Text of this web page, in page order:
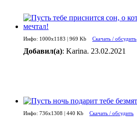
Инфо: 1000х1183 | 969 Kb Скачать / обсудить
Добавил(а): Karina. 23.02.2021
Инфо: 736х1308 | 440 Kb Скачать / обсудить